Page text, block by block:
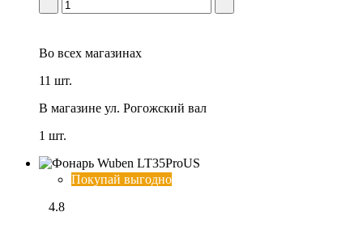
Во всех магазинах
11 шт.
В магазине ул. Рогожский вал
1 шт.
Покупай выгодно
4.8